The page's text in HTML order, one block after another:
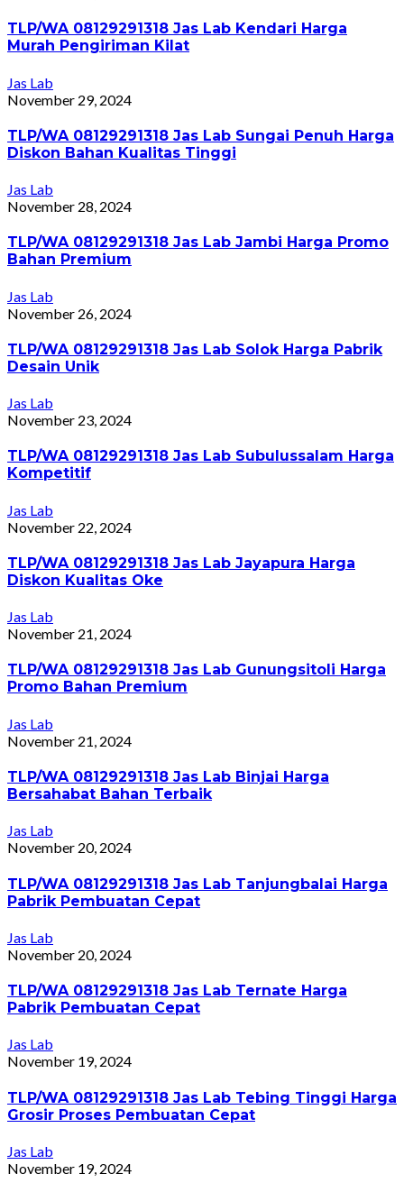
TLP/WA 08129291318 Jas Lab Kendari Harga
Murah Pengiriman Kilat
Jas Lab
November 29, 2024
TLP/WA 08129291318 Jas Lab Sungai Penuh Harga
Diskon Bahan Kualitas Tinggi
Jas Lab
November 28, 2024
TLP/WA 08129291318 Jas Lab Jambi Harga Promo
Bahan Premium
Jas Lab
November 26, 2024
TLP/WA 08129291318 Jas Lab Solok Harga Pabrik
Desain Unik
Jas Lab
November 23, 2024
TLP/WA 08129291318 Jas Lab Subulussalam Harga
Kompetitif
Jas Lab
November 22, 2024
TLP/WA 08129291318 Jas Lab Jayapura Harga
Diskon Kualitas Oke
Jas Lab
November 21, 2024
TLP/WA 08129291318 Jas Lab Gunungsitoli Harga
Promo Bahan Premium
Jas Lab
November 21, 2024
TLP/WA 08129291318 Jas Lab Binjai Harga
Bersahabat Bahan Terbaik
Jas Lab
November 20, 2024
TLP/WA 08129291318 Jas Lab Tanjungbalai Harga
Pabrik Pembuatan Cepat
Jas Lab
November 20, 2024
TLP/WA 08129291318 Jas Lab Ternate Harga
Pabrik Pembuatan Cepat
Jas Lab
November 19, 2024
TLP/WA 08129291318 Jas Lab Tebing Tinggi Harga
Grosir Proses Pembuatan Cepat
Jas Lab
November 19, 2024